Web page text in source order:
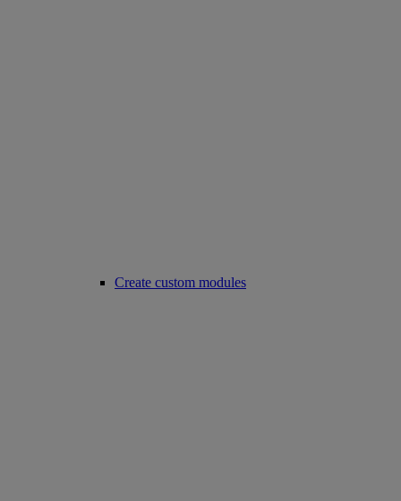
Create custom modules